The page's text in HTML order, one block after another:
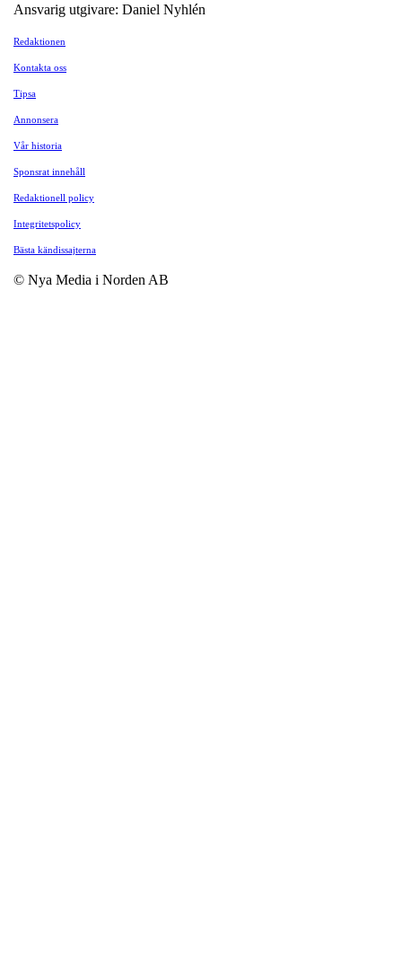
Ansvarig utgivare: Daniel Nyhlén
Redaktionen
Kontakta oss
Tipsa
Annonsera
Vår historia
Sponsrat innehåll
Redaktionell policy
Integritetspolicy
Bästa kändissajterna
© Nya Media i Norden AB